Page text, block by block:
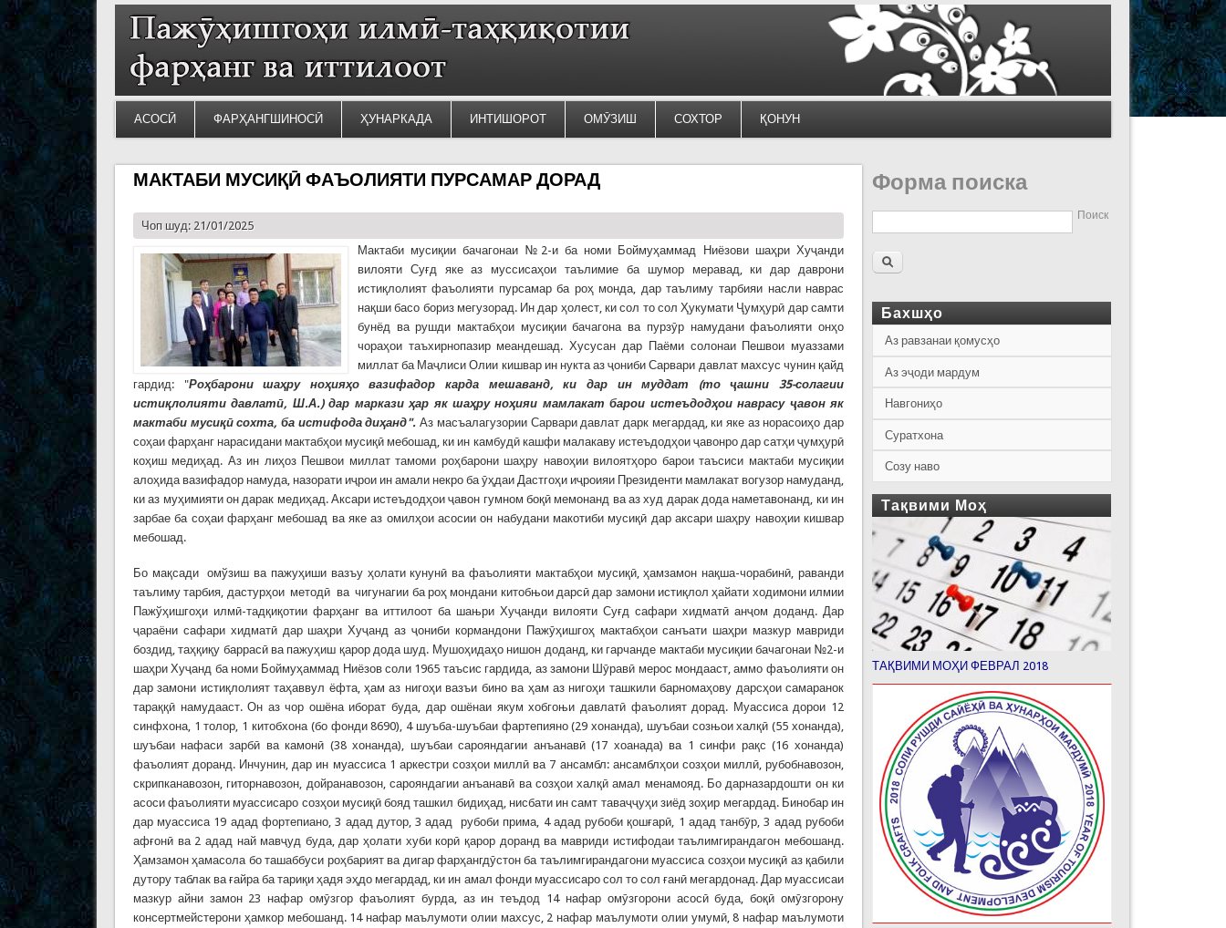
АСОСӢ ФАРҲАНГШИНОСӢ ҲУНАРКАДА ИНТИШОРОТ ОМӮЗИШ СОХТОР ҚОНУН
МАКТАБИ МУСИҚӢ ФАЪОЛИЯТИ ПУРСАМАР ДОРАД
Чоп шуд: 21/01/2025
Мактаби мусиқии бачагонаи №2-и ба номи Боймуҳаммад Ниёзови шаҳри Хуҷанди
вилояти Суғд яке аз муссисаҳои таълимие ба шумор меравад, ки дар даврони
истиқлолият фаъолияти пурсамар ба роҳ монда, дар таълиму тарбияи насли наврас
нақши басо бориз мегузорад. Ин дар ҳолест, ки сол то сол Ҳукумати Ҷумҳурӣ дар самти
бунёд ва рушди мактабҳои мусиқии бачагона ва пурзӯр намудани фаъолияти онҳо
чораҳои таъхирнопазир меандешад. Хусусан дар Паёми солонаи Пешвои муаззами
миллат ба Маҷлиси Олии кишвар ин нукта аз ҷониби Сарвари давлат махсус чунин қайд
гардид: "Роҳбарони шаҳру ноҳияҳо вазифадор карда мешаванд,ки дар ин муддат (тоҷашни 35-солагии
истиқлолияти давлатӣ, Ш.А.)дар маркази ҳар як шаҳруноҳияи мамлакат барои истеъдодҳои наврасу ҷавон як
мактаби мусиқӣ сохта,ба истифода диҳанд".Аз масъалагузории Сарвари давлат дарк мегардад, ки яке аз норасоиҳо дар
соҳаи фарҳанг нарасидани мактабҳои мусиқӣ мебошад, ки ин камбудӣ кашфи малакаву истеъдодҳои ҷавонро дар сатҳи ҷумҳурӣ
коҳиш медиҳад. Аз ин лиҳоз Пешвои миллат тамоми роҳбарони шаҳру навоҳии вилоятҳоро барои таъсиси мактаби мусиқии
алоҳида вазифадор намуда, назорати иҷрои ин амали некро ба ӯҳдаи Дастгоҳи иҷроияи Президенти мамлакат вогузор намуданд,
ки аз муҳимияти он дарак медиҳад. Аксари истеъдодҳои ҷавон гумном боқӣ мемонанд ва аз худ дарак дода наметавонанд, ки ин
зарбае ба соҳаи фарҳанг мебошад ва яке аз омилҳои асосии он набудани макотиби мусиқӣ дар аксари шаҳру навоҳии кишвар
мебошад.
Бо мақсади омўзиш ва пажуҳиши вазъу ҳолати кунунӣ ва фаъолияти мактабҳои мусиқӣ, ҳамзамон нақша-чорабинӣ, раванди
таълиму тарбия, дастурҳои методӣ ва чигунагии ба роҳ мондани китобњои дарсӣ дар замони истиқлол ҳайати ходимони илмии
Пажўҳишгоҳи илмӣ-тадқиқотии фарҳанг ва иттилоот ба шањри Хуҷанди вилояти Суғд сафари хидматӣ анҷом доданд. Дар
ҷараёни сафари хидматӣ дар шаҳри Хуҷанд аз ҷониби кормандони Пажӯҳишгоҳ мактабҳои санъати шаҳри мазкур мавриди
боздид, таҳқиқу баррасӣ ва пажуҳиш қарор дода шуд. Мушоҳидаҳо нишон доданд, ки гарчанде мактаби мусиқии бачагонаи №2-и
шаҳри Хуҷанд ба номи Боймуҳаммад Ниёзов соли 1965 таъсис гардида, аз замони Шӯравӣ мерос мондааст, аммо фаъолияти он
дар замони истиқлолият таҳаввул ёфта, ҳам аз нигоҳи вазъи бино ва ҳам аз нигоҳи ташкили барномаҳову дарсҳои самаранок
тараққӣ намудааст. Он аз чор ошёна иборат буда, дар ошёнаи якум хобгоњи давлатӣ фаъолият дорад. Муассиса дорои 12
синфхона, 1 толор, 1 китобхона (бо фонди 8690), 4 шуъба-шуъбаи фартепияно (29 хонанда), шуъбаи созњои халқӣ (55 хонанда),
шуъбаи нафаси зарбӣ ва камонӣ (38 хонанда), шуъбаи сарояндагии анъанавӣ (17 хоанада) ва 1 синфи рақс (16 хонанда)
фаъолият доранд. Инчунин, дар ин муассиса 1 аркестри созҳои миллӣ ва 7 ансамбл: ансамблҳои созҳои миллӣ, рубобнавозон,
скрипканавозон, гиторнавозон, дойранавозон, сарояндагии анъанавӣ ва созҳои халқӣ амал менамояд. Бо дарназардошти он ки
асоси фаъолияти муассисаро созҳои мусиқӣ бояд ташкил бидиҳад, нисбати ин самт таваҷҷуҳи зиёд зоҳир мегардад. Бинобар ин
дар муассиса 19 адад фортепиано, 3 адад дутор, 3 адад рубоби прима, 4 адад рубоби қошғарӣ, 1 адад танбӯр, 3 адад рубоби
афғонӣ ва 2 адад най мавҷуд буда, дар ҳолати хуби корӣ қарор доранд ва мавриди истифодаи таълимгирандагон мебошанд.
Ҳамзамон ҳамасола бо ташаббуси роҳбарият ва дигар фарҳангдӯстон ба таълимгирандагони муассиса созҳои мусиқӣ аз қабили
дутору таблак ва ғайра ба тариқи ҳадя эҳдо мегардад, ки ин амал фонди муассисаро сол то сол ғанӣ мегардонад. Дар муассисаи
мазкур айни замон 23 нафар омӯзгор фаъолият бурда, аз ин теъдод 14 нафар омӯзгорони асосӣ буда, боқӣ омӯзгорону
консертмейстерони ҳамкор мебошанд. 14 нафар маълумоти олии махсус, 2 нафар маълумоти олии умумӣ, 8 нафар маълумоти
Форма поиска
Поиск
Бахшҳо
Аз равзанаи қомусҳо
Аз эҷоди мардум
Навгониҳо
Суратхона
Созу наво
Тақвими Моҳ
ТАҚВИМИ МОҲИ ФЕВРАЛ 2018